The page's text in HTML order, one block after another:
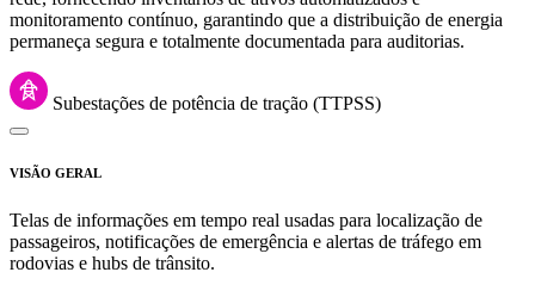
monitoramento contínuo, garantindo que a distribuição de energia
permaneça segura e totalmente documentada para auditorias.
Subestações de potência de tração (TTPSS)
VISÃO GERAL
Telas de informações em tempo real usadas para localização de
passageiros, notificações de emergência e alertas de tráfego em
rodovias e hubs de trânsito.